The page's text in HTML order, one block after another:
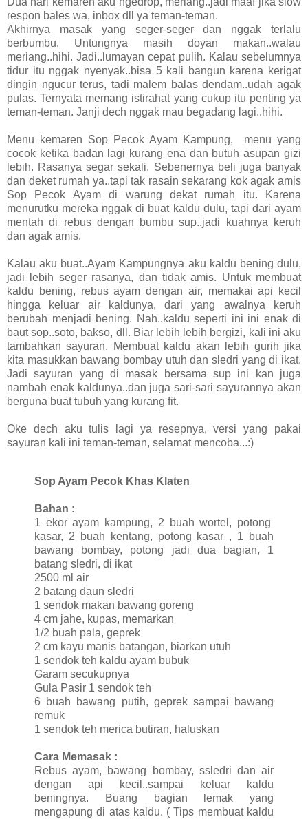
respon bales wa, inbox dll ya teman-teman.
Akhirnya masak yang seger-seger dan nggak terlalu
berbumbu. Untungnya masih doyan makan..walau
meriang..hihi. Jadi..lumayan cepat pulih. Kalau sebelumnya
tidur itu nggak nyenyak..bisa 5 kali bangun karena kerigat
dingin ngucur terus, tadi malem balas dendam..udah agak
pulas. Ternyata memang istirahat yang cukup itu penting ya
teman-teman. Janji dech nggak mau begadang lagi..hihi.
Menu kemaren Sop Pecok Ayam Kampung, menu yang
cocok ketika badan lagi kurang ena dan butuh asupan gizi
lebih. Rasanya segar sekali. Sebenernya beli juga banyak
dan deket rumah ya..tapi tak rasain sekarang kok agak amis
Sop Pecok Ayam di warung dekat rumah itu. Karena
menurutku mereka nggak di buat kaldu dulu, tapi dari ayam
mentah di rebus dengan bumbu sup..jadi kuahnya keruh
dan agak amis.
Kalau aku buat..Ayam Kampungnya aku kaldu bening dulu,
jadi lebih seger rasanya, dan tidak amis. Untuk membuat
kaldu bening, rebus ayam dengan air, memakai api kecil
hingga keluar air kaldunya, dari yang awalnya keruh
berubah menjadi bening. Nah..kaldu seperti ini ini enak di
baut sop..soto, bakso, dll. Biar lebih lebih bergizi, kali ini aku
tambahkan sayuran. Membuat kaldu akan lebih gurih jika
kita masukkan bawang bombay utuh dan sledri yang di ikat.
Jadi sayuran yang di masak bersama sup ini kan juga
nambah enak kaldunya..dan juga sari-sari sayurannya akan
berguna buat tubuh yang kurang fit.
Oke dech aku tulis lagi ya resepnya, versi yang pakai
sayuran kali ini teman-teman, selamat mencoba...:)
Sop Ayam Pecok Khas Klaten
Bahan :
1 ekor ayam kampung, 2 buah wortel, potong
kasar, 2 buah kentang, potong kasar , 1 buah
bawang bombay, potong jadi dua bagian, 1
batang sledri, di ikat
2500 ml air
2 batang daun sledri
1 sendok makan bawang goreng
4 cm jahe, kupas, memarkan
1/2 buah pala, geprek
2 cm kayu manis batangan, biarkan utuh
1 sendok teh kaldu ayam bubuk
Garam secukupnya
Gula Pasir 1 sendok teh
6 buah bawang putih, geprek sampai bawang
remuk
1 sendok teh merica butiran, haluskan
Cara Memasak :
Rebus ayam, bawang bombay, ssledri dan air
dengan api kecil..sampai keluar kaldu
beningnya. Buang bagian lemak yang
mengapung di atas kaldu. ( Tips membuat kaldu